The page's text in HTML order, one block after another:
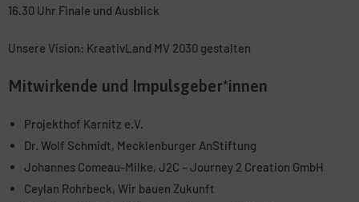
16.30 Uhr Finale und Ausblick
Unsere Vision: KreativLand MV 2030 gestalten
Mitwirkende und Impulsgeber*innen
Projekthof Karnitz e.V.
Dr. Wolf Schmidt, Mecklenburger AnStiftung
Johannes Comeau-Milke, J2C – Journey 2 Creation GmbH
Ceylan Rohrbeck, Wir bauen Zukunft